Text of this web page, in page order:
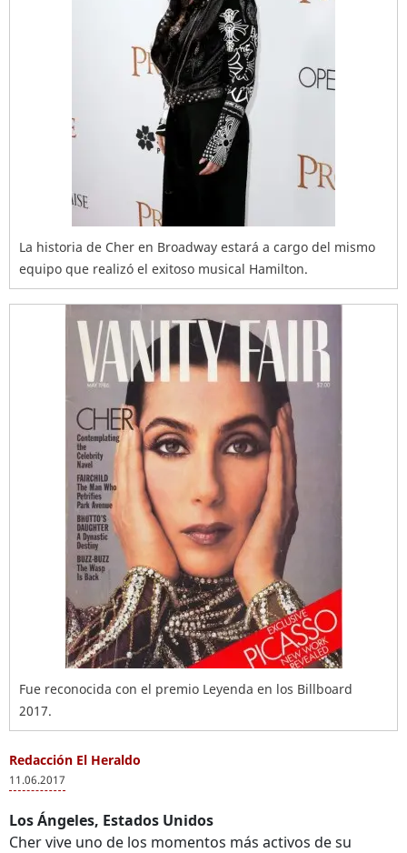
La historia de Cher en Broadway estará a cargo del mismo
equipo que realizó el exitoso musical Hamilton.
Fue reconocida con el premio Leyenda en los Billboard
2017.
Redacción El Heraldo
11.06.2017
Los Ángeles, Estados Unidos
Cher vive uno de los momentos más activos de su